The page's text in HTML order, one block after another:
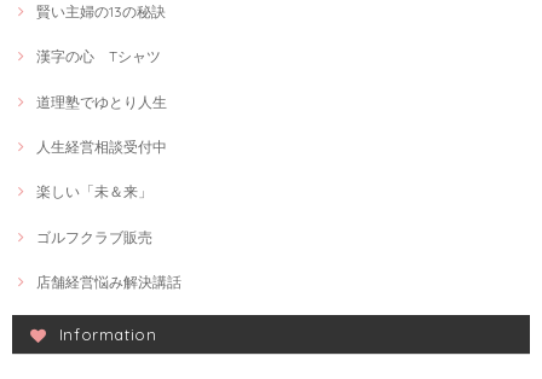
賢い主婦の13の秘訣
漢字の心 Tシャツ
道理塾でゆとり人生
人生経営相談受付中
楽しい「未＆来」
ゴルフクラブ販売
店舗経営悩み解決講話
Information